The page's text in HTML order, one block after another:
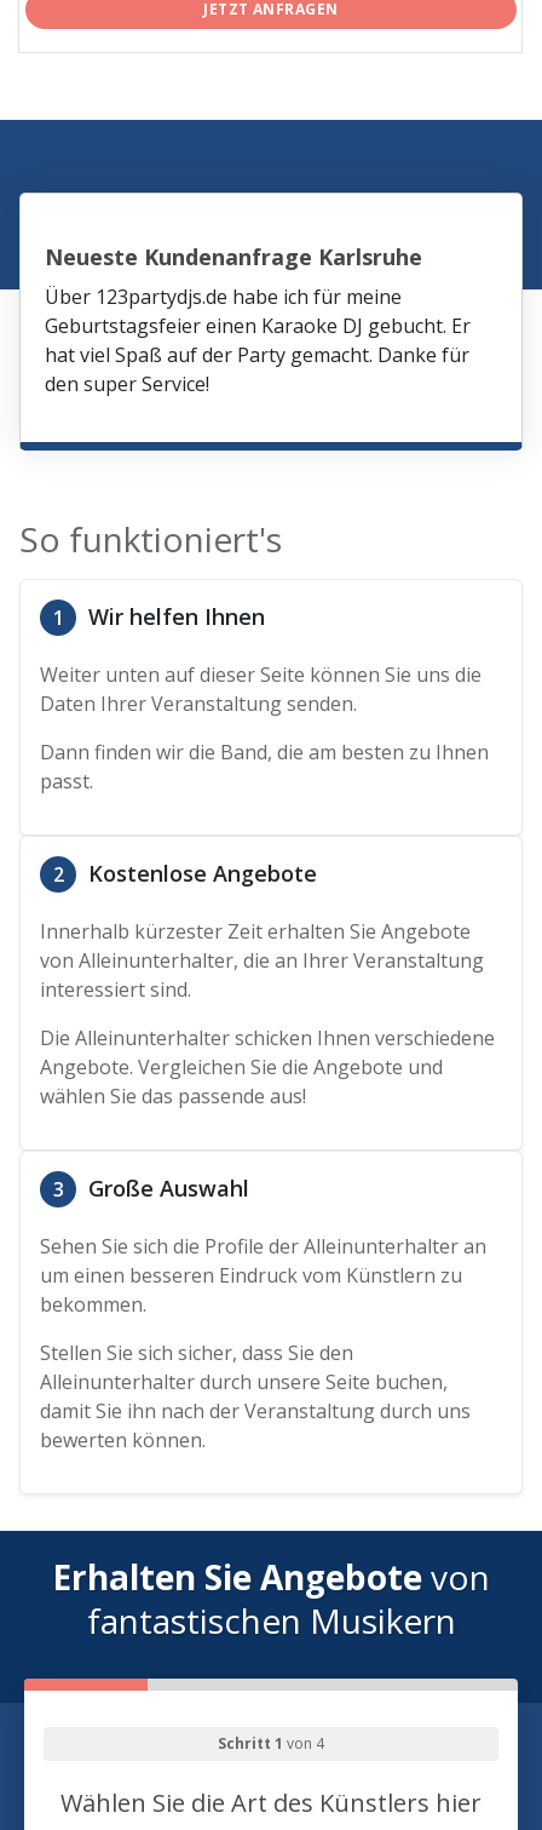
JETZT ANFRAGEN
Neueste Kundenanfrage Karlsruhe
Über 123partydjs.de habe ich für meine
Geburtstagsfeier einen Karaoke DJ gebucht. Er
hat viel Spaß auf der Party gemacht. Danke für
den super Service!
So funktioniert's
1 Wir helfen Ihnen
Weiter unten auf dieser Seite können Sie uns die
Daten Ihrer Veranstaltung senden.
Dann finden wir die Band, die am besten zu Ihnen
passt.
2 Kostenlose Angebote
Innerhalb kürzester Zeit erhalten Sie Angebote
von Alleinunterhalter, die an Ihrer Veranstaltung
interessiert sind.
Die Alleinunterhalter schicken Ihnen verschiedene
Angebote. Vergleichen Sie die Angebote und
wählen Sie das passende aus!
3 Große Auswahl
Sehen Sie sich die Profile der Alleinunterhalter an
um einen besseren Eindruck vom Künstlern zu
bekommen.
Stellen Sie sich sicher, dass Sie den
Alleinunterhalter durch unsere Seite buchen,
damit Sie ihn nach der Veranstaltung durch uns
bewerten können.
Erhalten Sie Angebotevon
fantastischen Musikern
Schritt 1 von 4
Wählen Sie die Art des Künstlers hier